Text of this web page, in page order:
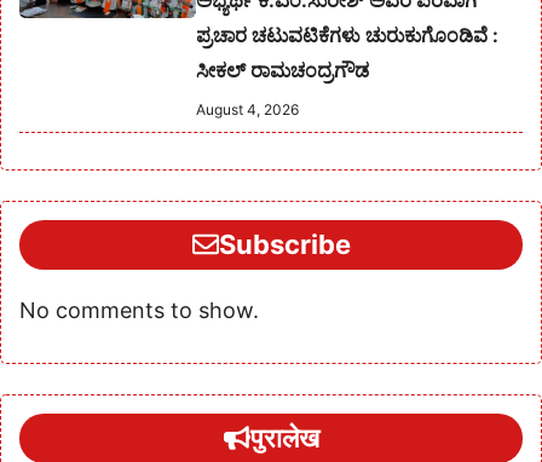
ಪ್ರಚಾರ ಚಟುವಟಿಕೆಗಳು ಚುರುಕುಗೊಂಡಿವೆ :
ಸೀಕಲ್ ರಾಮಚಂದ್ರಗೌಡ
August 4, 2026
Subscribe
No comments to show.
पुरालेख